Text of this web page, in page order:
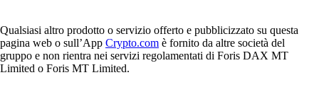
Qualsiasi altro prodotto o servizio offerto e pubblicizzato su questa
pagina web o sull’App Crypto.com è fornito da altre società del
gruppo e non rientra nei servizi regolamentati di Foris DAX MT
Limited o Foris MT Limited.